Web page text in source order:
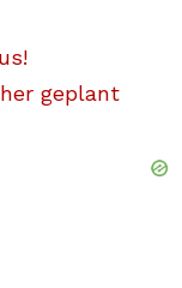
geplant